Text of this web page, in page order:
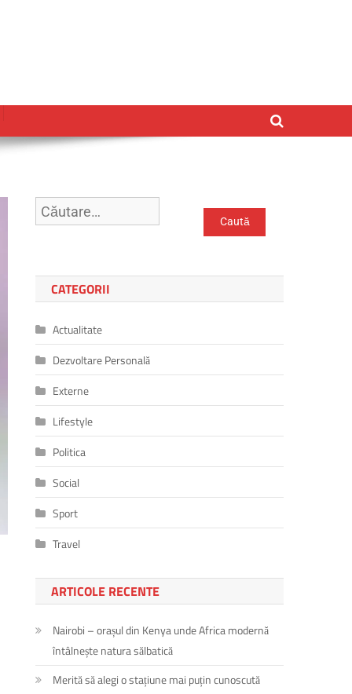
Caută
după:
CATEGORII
Actualitate
Dezvoltare Personală
Externe
Lifestyle
Politica
Social
Sport
Travel
ARTICOLE RECENTE
Nairobi – orașul din Kenya unde Africa modernă
întâlnește natura sălbatică
Merită să alegi o stațiune mai puțin cunoscută